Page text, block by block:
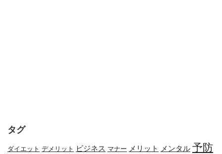
タグ
ダイエット デメリット ビジネス マナー メリット メンタル 予防